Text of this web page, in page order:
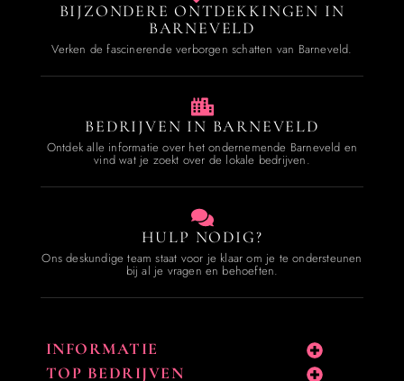
BIJZONDERE ONTDEKKINGEN IN
BARNEVELD
Verken de fascinerende verborgen schatten van Barneveld.
BEDRIJVEN IN BARNEVELD
Ontdek alle informatie over het ondernemende Barneveld en
vind wat je zoekt over de lokale bedrijven.
HULP NODIG?
Ons deskundige team staat voor je klaar om je te ondersteunen
bij al je vragen en behoeften.
INFORMATIE
TOP BEDRIJVEN